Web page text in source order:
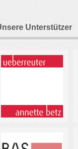
Unterstützer